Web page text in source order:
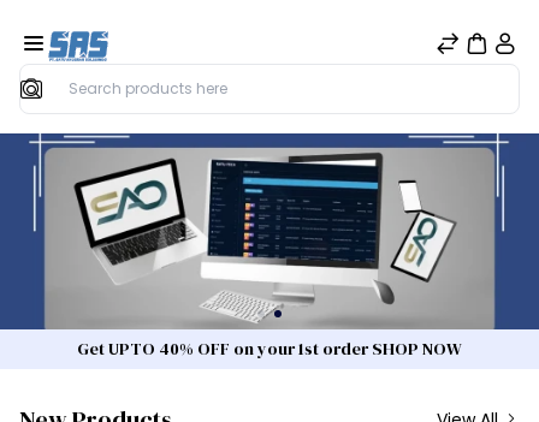
Search
Get UPTO 40% OFF on your 1st order SHOP NOW